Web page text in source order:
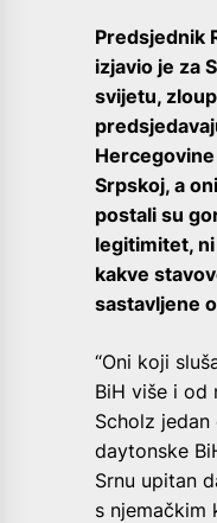
Predsjednik
izjavio je za
svijetu,
Srpskoj, a
postali su
legitimitet,
kakve
sastavljene
“Oni koji
BiH više i od
Scholz
daytonske
Srnu upitan
s njemačkim